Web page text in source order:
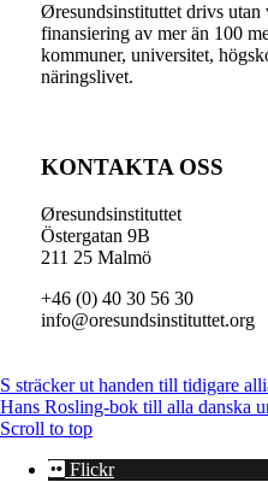
Øresundsinstituttet drivs utan
finansiering av mer än 100
kommuner, universitet,
näringslivet.
KONTAKTA OSS
Øresundsinstituttet
Östergatan 9B
211 25 Malmö
+46 (0) 40 30 56 30
info@oresundsinstituttet.org
S sträcker ut handen till tidigare
Hans Rosling-bok till alla danska
Scroll to top
Flickr